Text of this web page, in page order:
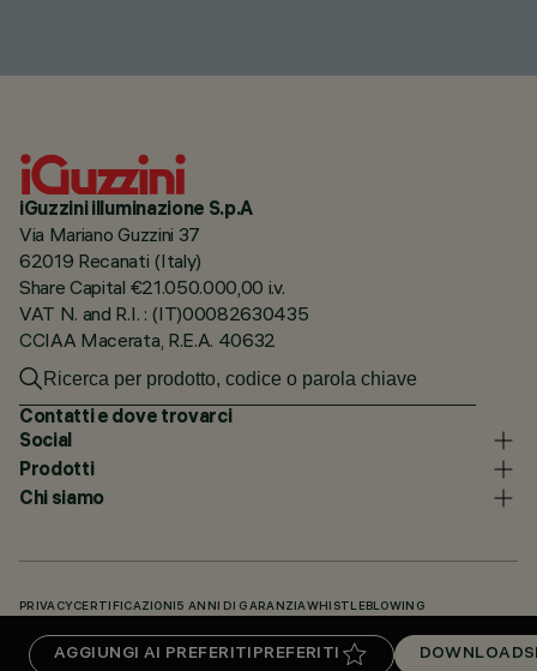
AGGIUNGI AI PREFERITI PREFERITI DOWNLOADS
iGuzzini illuminazione S.p.A
Via Mariano Guzzini 37
62019 Recanati (Italy)
Share Capital €21.050.000,00 i.v.
VAT N. and R.I. : (IT)00082630435
CCIAA Macerata, R.E.A. 40632
Contatti e dove trovarci
Social
Prodotti
Chi siamo
PRIVACY CERTIFICAZIONI 5 ANNI DI GARANZIAWHISTLEBLOWING
KNOWLEDGE BASE (LOGIN NECESSARIO)DOWNLOADS